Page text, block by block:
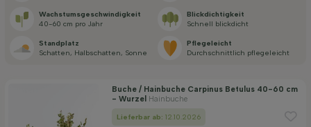
Anwendung
Wachstums­geschwindigkeit
40-60 cm pro Jahr
Blickdichtigkeit
Schnell blickdicht
Standplatz
Schatten, Halbschatten, Sonne
Pflegeleicht
Durchschnittlich pflegeleicht
Buche / Hainbuche Carpinus Betulus 40-60 cm
- Wurzel Hainbuche
Lieferbar ab: 12.10.2026